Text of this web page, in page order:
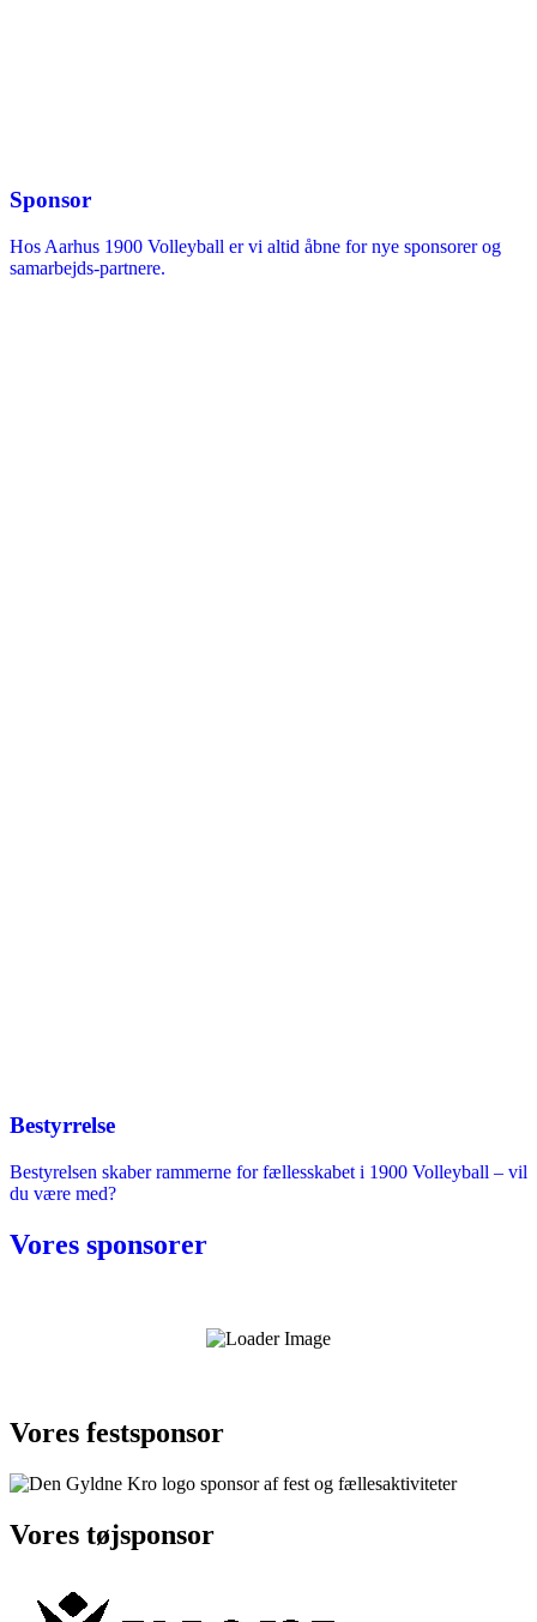
Sponsor
Hos Aarhus 1900 Volleyball er vi altid åbne for nye sponsorer og
samarbejds-partnere.
Bestyrrelse
Bestyrelsen skaber rammerne for fællesskabet i 1900 Volleyball – vil
du være med?
Vores sponsorer
Vores festsponsor
Vores tøjsponsor